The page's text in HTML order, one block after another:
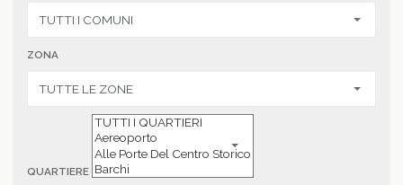
ZONA
QUARTIERE